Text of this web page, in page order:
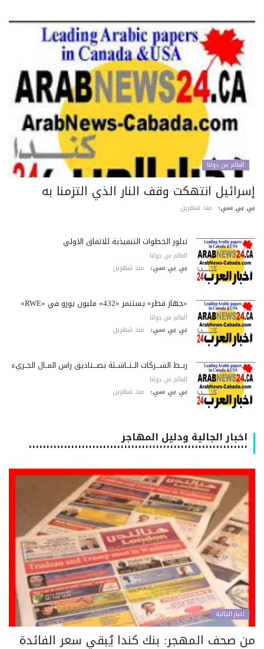
العالم من حولنا
انتهكت وقف النار الذي التزمنا به
بي سي: منذ شهرين
تبلور الخطوات التنفيذية للاتفاق الأولي
العالم من حولنا
بي بي سي: منذ شهرين
«جهاز قطر» يستثمر «432» مليون يورو في «RWE»
العالم من حولنا
بي بي سي: منذ شهرين
ربــط الشـــركات الــنــاشــئة بصـــناديق رأس المــال الجــريء
العالم من حولنا
بي بي سي: منذ شهرين
اخبار الجالية ودليل المهاجر
٠٠٠٠٠٠٠٠٠٠٠٠٠٠٠٠٠٠٠٠٠٠٠٠٠٠٠٠٠٠٠٠٠٠٠٠٠٠٠٠٠٠٠٠٠٠٠٠٠٠٠٠٠٠٠٠٠٠٠٠٠٠
اخبار الجالية
صحف المهجر: بنك كندا يُبقي سعر الفائدة